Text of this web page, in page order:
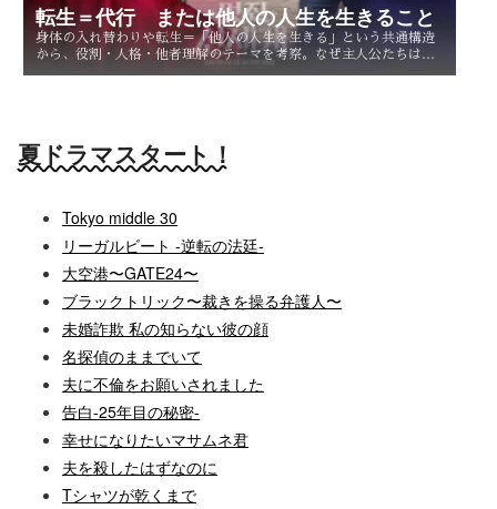
転生＝代行 または他人の人生を生きること
身体の入れ替わりや転生＝「他人の人生を生きる」という共通構造
から、役割・人格・他者理解のテーマを考察。なぜ主人公たちは他
夏ドラマスタート！
Tokyo middle 30
リーガルビート -逆転の法廷-
大空港〜GATE24〜
ブラックトリック〜裁きを操る弁護人〜
未婚詐欺 私の知らない彼の顔
名探偵のままでいて
夫に不倫をお願いされました
告白-25年目の秘密-
幸せになりたいマサムネ君
夫を殺したはずなのに
Tシャツが乾くまで